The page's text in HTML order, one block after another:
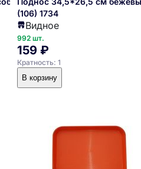
(106) 1734
Видное
992 шт.
159 ₽
Кратность: 1
В корзину